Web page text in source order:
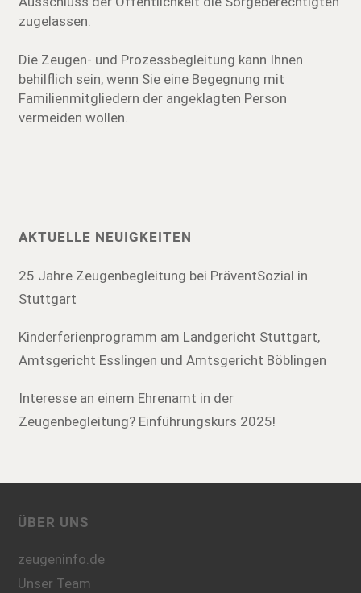
zugelassen.
Die Zeugen- und Prozessbegleitung kann Ihnen
behilflich sein, wenn Sie eine Begegnung mit
Familienmitgliedern der angeklagten Person
vermeiden wollen.
AKTUELLE NEUIGKEITEN
25 Jahre Zeugenbegleitung bei PräventSozial in
Stuttgart
Kinderferienprogramm am Landgericht Stuttgart,
Amtsgericht Esslingen und Amtsgericht Böblingen
Interesse an einem Ehrenamt in der
Zeugenbegleitung? Einführungskurs 2025!
ÜBER UNS
zeugeninfo.de
Unser Team